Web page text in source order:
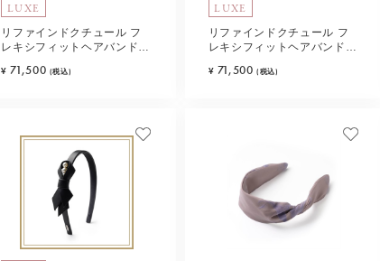
LUXE
リファインドクチュール フ
レキシフィットヘアバンド
¥ 71,500 (税込)
LUXE
リファインドクチュール フ
レキシフィットヘアバンド
¥ 71,500 (税込)